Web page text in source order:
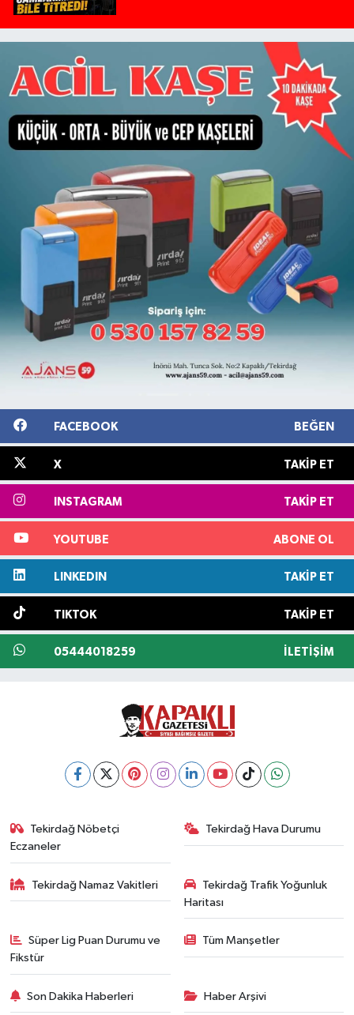
FACEBOOK BEĞEN
X TAKIP ET
INSTAGRAM TAKIP ET
YOUTUBE ABONE OL
LINKEDIN TAKIP ET
TIKTOK TAKIP ET
05444018259 İLETIŞIM
Tekirdağ Nöbetçi
Eczaneler
Tekirdağ Hava Durumu
Tekirdağ Namaz Vakitleri
Tekirdağ Trafik Yoğunluk
Haritası
Süper Lig Puan Durumu ve
Fikstür
Tüm Manşetler
Son Dakika Haberleri Haber Arşivi